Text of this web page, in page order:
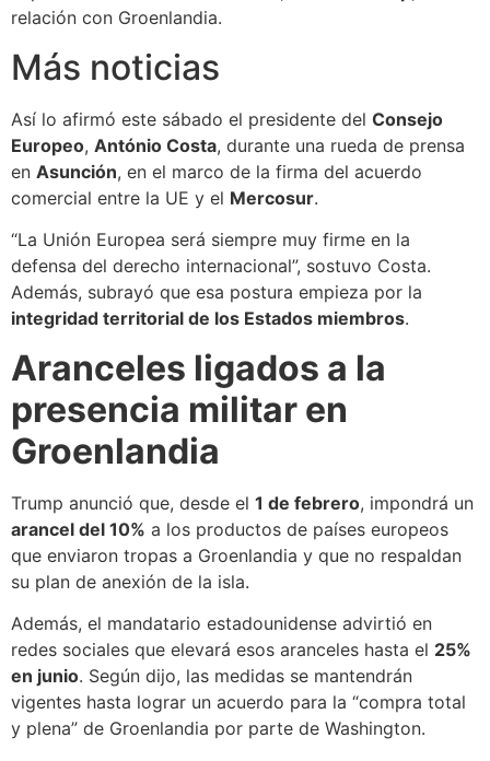
relación con Groenlandia.
Más noticias
Así lo afirmó este sábado el presidente del Consejo
Europeo, António Costa, durante una rueda de prensa
en Asunción, en el marco de la firma del acuerdo
comercial entre la UE y el Mercosur.
“La Unión Europea será siempre muy firme en la
defensa del derecho internacional”, sostuvo Costa.
Además, subrayó que esa postura empieza por la
integridad territorial de los Estados miembros.
Aranceles ligados a la
presencia militar en
Groenlandia
Trump anunció que, desde el 1 de febrero, impondrá un
arancel del 10% a los productos de países europeos
que enviaron tropas a Groenlandia y que no respaldan
su plan de anexión de la isla.
Además, el mandatario estadounidense advirtió en
redes sociales que elevará esos aranceles hasta el 25%
en junio. Según dijo, las medidas se mantendrán
vigentes hasta lograr un acuerdo para la “compra total
y plena” de Groenlandia por parte de Washington.